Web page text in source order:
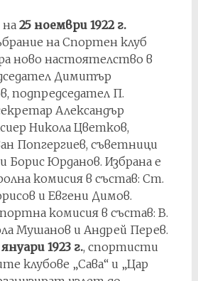
на25 ноември 1922 г.
на Спортен клуб
ново настоятелство в
Димитър
подпредседател П.
Александър
Никола Цветков,
Попгергиев, съветници
Борис Юрданов. Избрана е
комисия в състав: Ст.
и Евгени Димов.
комисия в състав: В.
Мушанов и Андрей Перев.
януари 1923 г., спортисти
клубове „Сава“ и „Цар